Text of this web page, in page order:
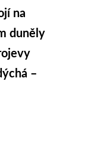
na
duněly
–